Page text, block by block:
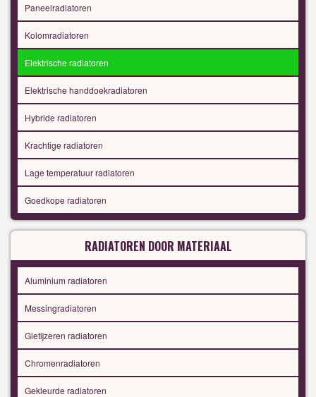
Paneelradiatoren
Kolomradiatoren
Elektrische radiatoren
Elektrische handdoekradiatoren
Hybride radiatoren
Krachtige radiatoren
Lage temperatuur radiatoren
Goedkope radiatoren
RADIATOREN DOOR MATERIAAL
Aluminium radiatoren
Messingradiatoren
Gietijzeren radiatoren
Chromenradiatoren
Gekleurde radiatoren